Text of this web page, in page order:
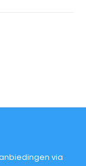
via